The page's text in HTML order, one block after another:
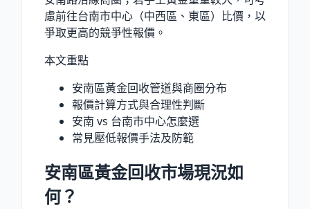
慮前往台南市中心（中西區、東區）比價，以
爭取更高的競爭性報價。
本文重點
安南區黃金回收管道與商圈分布
報價計算方式與合理性判斷
安南 vs 台南市中心怎麼選
常見壓低報價手法及防範
安南區黃金回收市場現況如
何？